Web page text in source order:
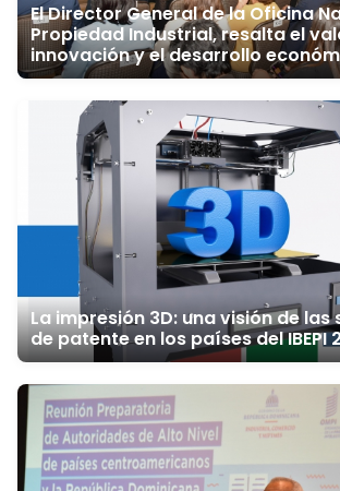
El Director General de la Oficina
Propiedad Industrial, resalta el
innovación y el desarrollo
La impresión 3D: una visión de las
de patente en los países del IBEPI